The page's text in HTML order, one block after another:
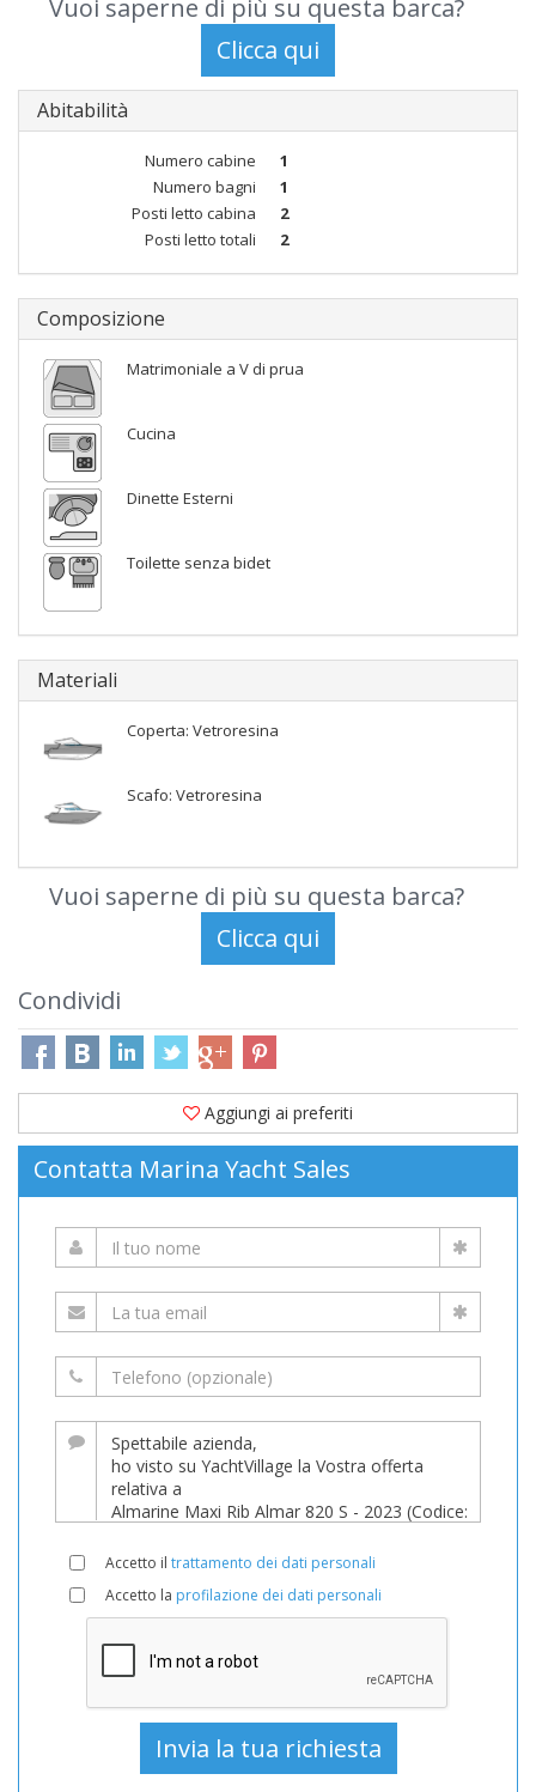
Vuoi saperne di più su questa barca?
Abitabilità
Numero cabine
1
Numero bagni
1
Posti letto cabina
2
Posti letto totali
2
Composizione
Matrimoniale a V di prua
Cucina
Dinette Esterni
Toilette senza bidet
Materiali
Coperta: Vetroresina
Scafo: Vetroresina
Vuoi saperne di più su questa barca?
Condividi
Aggiungi ai preferiti
Contatta Marina Yacht Sales
Accetto il trattamento dei dati personali
Accetto la profilazione dei dati personali